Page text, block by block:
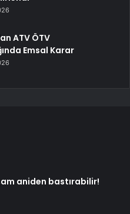
ATV ÖTV
Emsal Karar
aniden bastırabilir!